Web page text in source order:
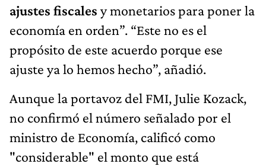
ajustes fiscales y monetarios para poner la
economía en orden”. “Este no es el
propósito de este acuerdo porque ese
ajuste ya lo hemos hecho”, añadió.
Aunque la portavoz del FMI, Julie Kozack,
no confirmó el número señalado por el
ministro de Economía, calificó como
"considerable" el monto que está